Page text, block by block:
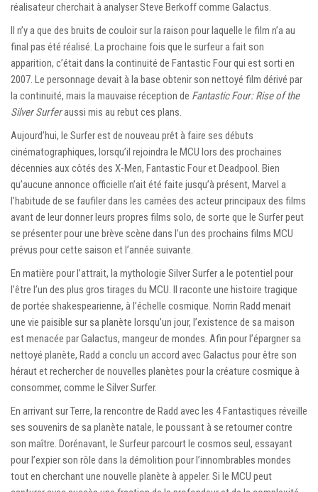
réalisateur cherchait à analyser Steve Berkoff comme Galactus.
Il n’y a que des bruits de couloir sur la raison pour laquelle le film n’a au
final pas été réalisé. La prochaine fois que le surfeur a fait son
apparition, c’était dans la continuité de Fantastic Four qui est sorti en
2007. Le personnage devait à la base obtenir son nettoyé film dérivé par
la continuité, mais la mauvaise réception de Fantastic Four: Rise of the
Silver Surferaussi mis au rebut ces plans.
Aujourd’hui, le Surfer est de nouveau prêt à faire ses débuts
cinématographiques, lorsqu’il rejoindra le MCU lors des prochaines
décennies aux côtés des X-Men, Fantastic Four et Deadpool. Bien
qu’aucune annonce officielle n’ait été faite jusqu’à présent, Marvel a
l’habitude de se faufiler dans les camées des acteur principaux des films
avant de leur donner leurs propres films solo, de sorte que le Surfer peut
se présenter pour une brève scène dans l’un des prochains films MCU
prévus pour cette saison et l’année suivante.
En matière pour l’attrait, la mythologie Silver Surfer a le potentiel pour
l’être l’un des plus gros tirages du MCU. Il raconte une histoire tragique
de portée shakespearienne, à l’échelle cosmique. Norrin Radd menait
une vie paisible sur sa planète lorsqu’un jour, l’existence de sa maison
est menacée par Galactus, mangeur de mondes. Afin pour l’épargner sa
nettoyé planète, Radd a conclu un accord avec Galactus pour être son
héraut et rechercher de nouvelles planètes pour la créature cosmique à
consommer, comme le Silver Surfer.
En arrivant sur Terre, la rencontre de Radd avec les 4 Fantastiques réveille
ses souvenirs de sa planète natale, le poussant à se retourner contre
son maître. Dorénavant, le Surfeur parcourt le cosmos seul, essayant
pour l’expier son rôle dans la démolition pour l’innombrables mondes
tout en cherchant une nouvelle planète à appeler. Si le MCU peut